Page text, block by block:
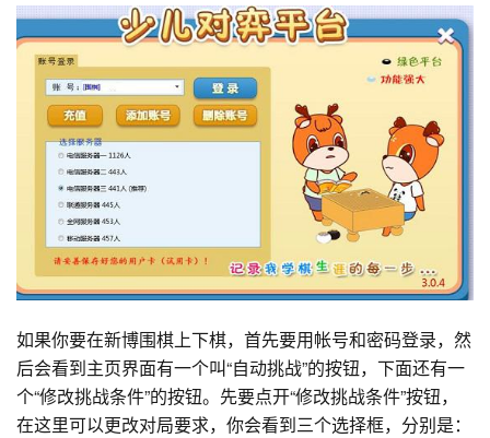
如果你要在新博围棋上下棋，首先要用帐号和密码登录，然
后会看到主页界面有一个叫“自动挑战”的按钮，下面还有一
个“修改挑战条件”的按钮。先要点开“修改挑战条件”按钮，
在这里可以更改对局要求，你会看到三个选择框，分别是：